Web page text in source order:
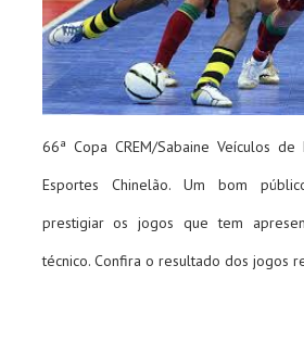
66ª Copa CREM/Sabaine Veículos
Esportes Chinelão. Um bom
prestigiar os jogos que tem
técnico. Confira o resultado dos jogos